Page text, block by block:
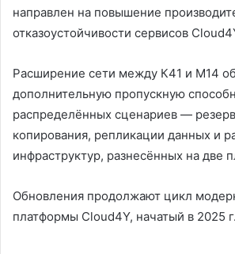
направлен на повышение
отказоустойчивости сервисов
Расширение сети между К41 и М14
дополнительную пропускную
распределённых сценариев —
копирования, репликации данных и
инфраструктур, разнесённых на две
Обновления продолжают цикл
платформы Cloud4Y, начатый в 2025 г.